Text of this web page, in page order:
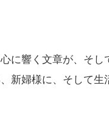
に響く文章が、そ
新婦様に、そして